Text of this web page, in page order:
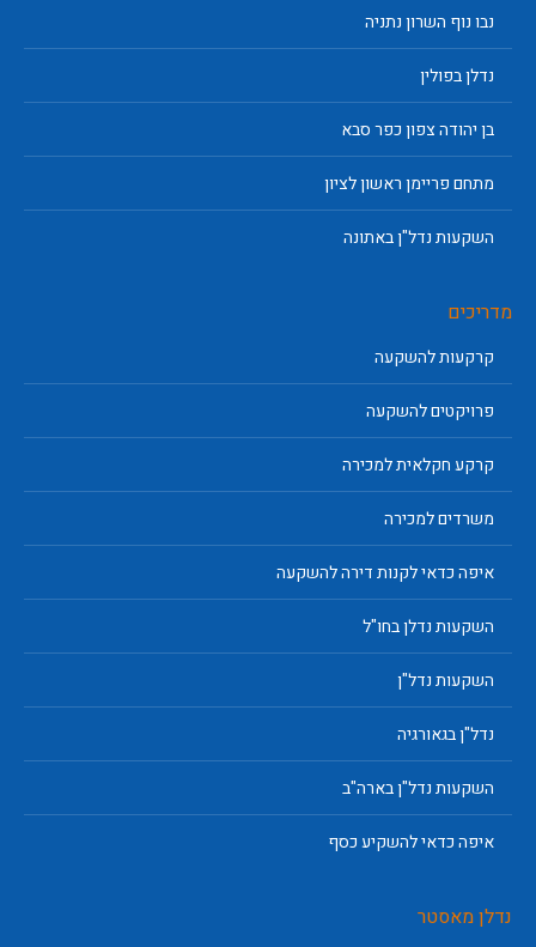
נבו נוף השרון נתניה
נדלן בפולין
בן יהודה צפון כפר סבא
מתחם פריימן ראשון לציון
השקעות נדל"ן באתונה
מדריכים
קרקעות להשקעה
פרויקטים להשקעה
קרקע חקלאית למכירה
משרדים למכירה
איפה כדאי לקנות דירה להשקעה
השקעות נדלן בחו"ל
השקעות נדל"ן
נדל"ן בגאורגיה
השקעות נדל"ן בארה"ב
איפה כדאי להשקיע כסף
נדלן מאסטר